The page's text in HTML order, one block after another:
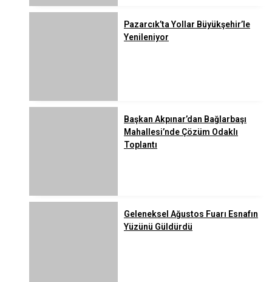
Pazarcık’ta Yollar Büyükşehir’le
Yenileniyor
Başkan Akpınar’dan Bağlarbaşı
Mahallesi’nde Çözüm Odaklı
Toplantı
Geleneksel Ağustos Fuarı Esnafın
Yüzünü Güldürdü